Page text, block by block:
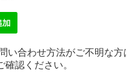
い合わせ方法がご不明な方
確認ください。